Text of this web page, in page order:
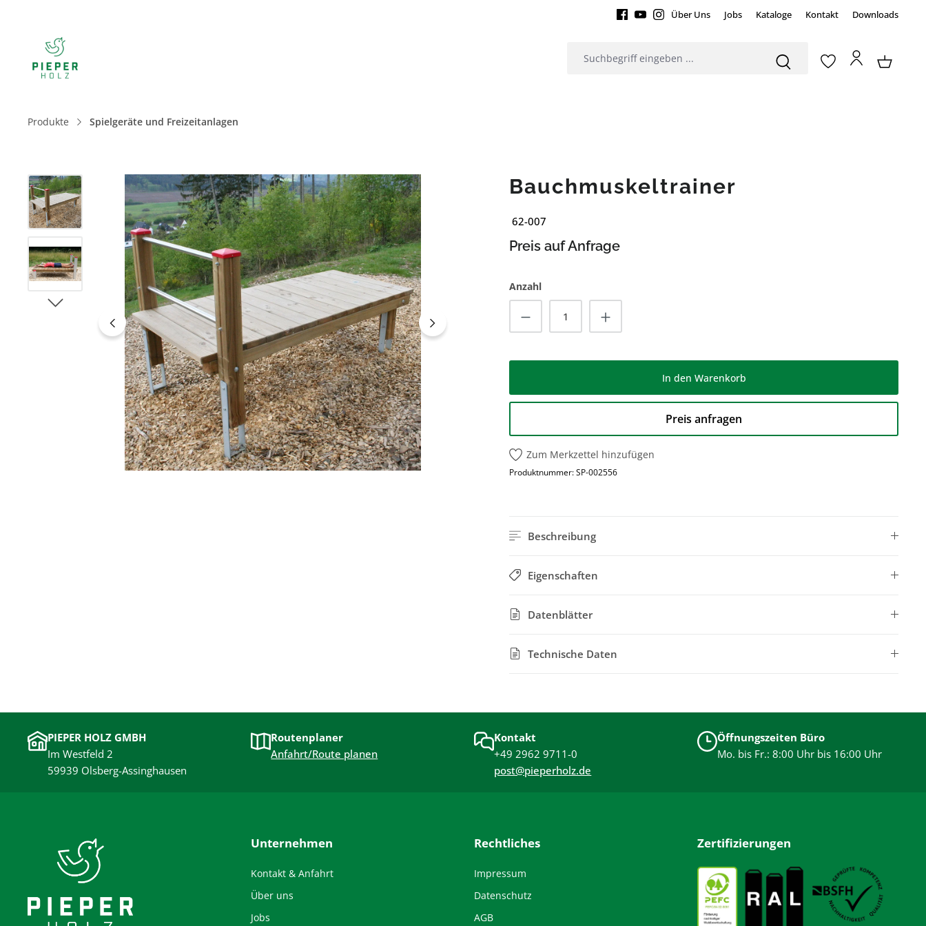
Über Uns Jobs Kataloge Kontakt Downloads
Produkte Spielgeräte und Freizeitanlagen
Bildergalerie überspringen Bauchmuskeltrainer
62-007
Preis auf Anfrage
Anzahl
Produkt Anzahl: Gib den gewünschten Wert ein
In den Warenkorb
Preis anfragen
Zum Merkzettel hinzufügen
Produktnummer:SP-002556
Beschreibung
Eigenschaften
Datenblätter
Technische Daten
PIEPER HOLZ GMBH
Im Westfeld 2
59939 Olsberg-Assinghausen
Routenplaner
Anfahrt/Route planen
Kontakt
+49 2962 9711-0
post@pieperholz.de
Öffnungszeiten Büro
Mo. bis Fr.: 8:00 Uhr bis 16:00 Uhr
Unternehmen
Kontakt & Anfahrt
Über uns
Jobs
Rechtliches
Impressum
Datenschutz
AGB
Zertifizierungen